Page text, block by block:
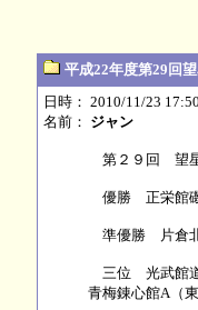
平成22年度第29回
日時： 2010/11/23
名前： ジャン
第２９回 望
優勝 正栄館磯
準優勝 片倉北
三位 光武館道
青梅錬心館A（東